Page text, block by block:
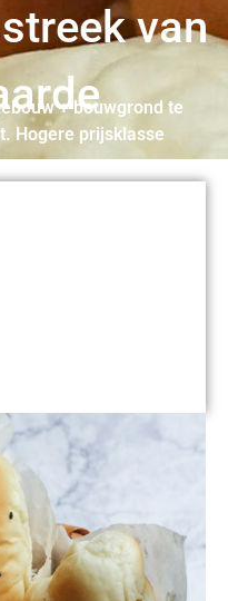
van
+ bouwgrond te
Hogere prijsklasse